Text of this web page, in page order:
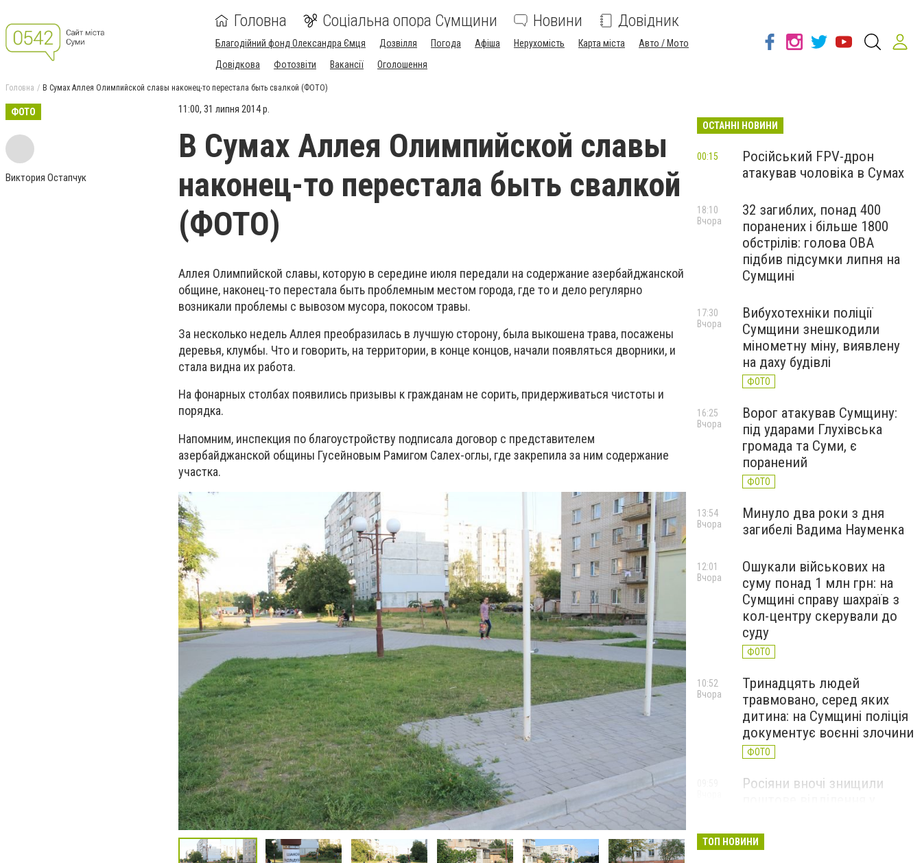
Головна Соціальна опора Сумщини Новини Довідник
Благодійний фонд Олександра Ємця Дозвілля Погода Афіша Нерухомість Карта міста
Авто / Мото
Довідкова
Фотозвіти Вакансії Оголошення
Головна В Сумах Аллея Олимпийской славы наконец-то перестала быть свалкой (ФОТО)
ФОТО
Виктория Остапчук
11:00, 31 липня 2014 р.
В Сумах Аллея Олимпийской славы
наконец-то перестала быть свалкой
(ФОТО)
Аллея Олимпийской славы, которую в середине июля передали на содержание азербайджанской
общине, наконец-то перестала быть проблемным местом города, где то и дело регулярно
возникали проблемы с вывозом мусора, покосом травы.
За несколько недель Аллея преобразилась в лучшую сторону, была выкошена трава, посажены
деревья, клумбы. Что и говорить, на территории, в конце концов, начали появляться дворники, и
стала видна их работа.
На фонарных столбах появились призывы к гражданам не сорить, придерживаться чистоты и
порядка.
Напомним, инспекция по благоустройству подписала договор с представителем
азербайджанской общины Гусейновым Рамигом Салех-оглы, где закрепила за ним содержание
участка.
ОСТАННІ НОВИНИ
Російський FPV-дрон
атакував чоловіка в Сумах
00:15
32 загиблих, понад 400
поранених і більше 1800
обстрілів: голова ОВА
підбив підсумки липня на
Сумщині
18:10
Вчора
Вибухотехніки поліції
Сумщини знешкодили
мінометну міну, виявлену
на даху будівлі
ФОТО
17:30
Вчора
Ворог атакував Сумщину:
під ударами Глухівська
громада та Суми, є
поранений
ФОТО
16:25
Вчора
Минуло два роки з дня
загибелі Вадима Науменка
13:54
Вчора
Ошукали військових на
суму понад 1 млн грн: на
Сумщині справу шахраїв з
кол-центру скерували до
суду
ФОТО
12:01
Вчора
Тринадцять людей
травмовано, серед яких
дитина: на Сумщині поліція
документує воєнні злочини
ФОТО
10:52
Вчора
Росіяни вночі знищили
ФОТО
ТОП НОВИНИ